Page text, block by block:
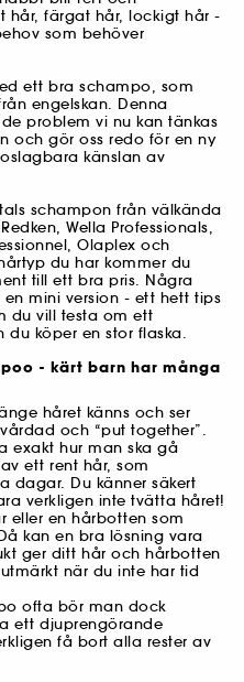
hår, färgat hår, lockigt hår -
som behöver
ett bra schampo, som
engelskan. Denna
problem vi nu kan tänkas
och gör oss redo för en ny
känslan av
schampon från välkända
Wella Professionals,
Olaplex och
du har kommer du
till ett bra pris. Några
mini version - ett hett tips
du vill testa om ett
du köper en stor flaska.
- kärt barn har många
håret känns och ser
och “put together”.
exakt hur man ska gå
ett rent hår, som
dagar. Du känner säkert
verkligen inte tvätta håret!
eller en hårbotten som
kan en bra lösning vara
ger ditt hår och hårbotten
när du inte har tid
ofta bör man dock
ett djuprengörande
få bort alla rester av